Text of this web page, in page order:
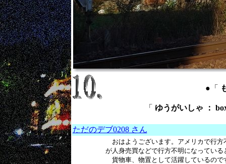
●「
「 ゆうがいしゃ ：
ただのデブ0208 さん
おはようございます。アメリカで行方
が人身売買などで行方不明になっている
貨物車、物置として活躍しているので